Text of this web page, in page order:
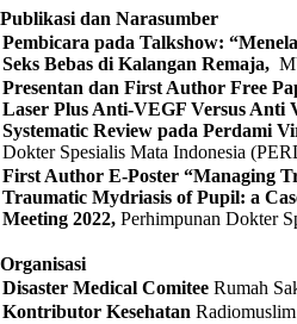
Publikasi dan Narasumber
Pembicara pada Talkshow:
Seks Bebas di Kalangan Remaja,
Presentan dan First Author Free
Laser Plus Anti-VEGF Versus Anti
Systematic Review pada Perdami
Dokter Spesialis Mata Indonesia
First Author E-Poster “Managing
Traumatic Mydriasis of Pupil: a
Meeting 2022, Perhimpunan Dokter
Organisasi
Disaster Medical Comitee Rumah
Kontributor Kesehatan